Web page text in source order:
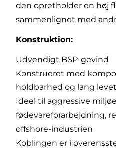
den opretholder en høj
sammenlignet med
Konstruktion:
Udvendigt BSP-gevind
Konstrueret med
holdbarhed og lang
Ideel til aggressive
fødevareforarbejdning,
offshore-industrien
Koblingen er i